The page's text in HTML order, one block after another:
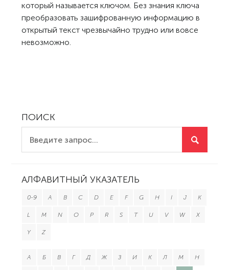
который называется ключом. Без знания ключа
преобразовать зашифрованную информацию в
открытый текст чрезвычайно трудно или вовсе
невозможно.
ПОИСК
АЛФАВИТНЫЙ УКАЗАТЕЛЬ
0-9 A B C D E F G H I J K
L M N O P R S T U V W X
Y Z
А Б В Г Д Ж З И К Л М Н